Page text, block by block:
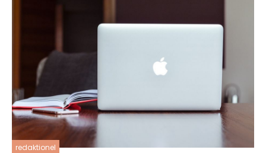
redaktionel